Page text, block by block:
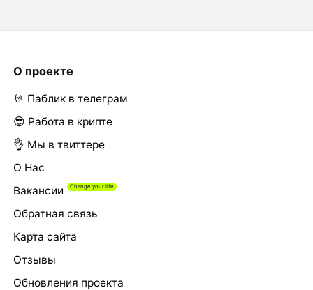
О проекте
🤘 Паблик в телеграм
😎 Работа в крипте
👌 Мы в твиттере
О Нас
Вакансии
Обратная связь
Карта сайта
Отзывы
Обновления проекта